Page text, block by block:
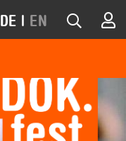
DE | EN